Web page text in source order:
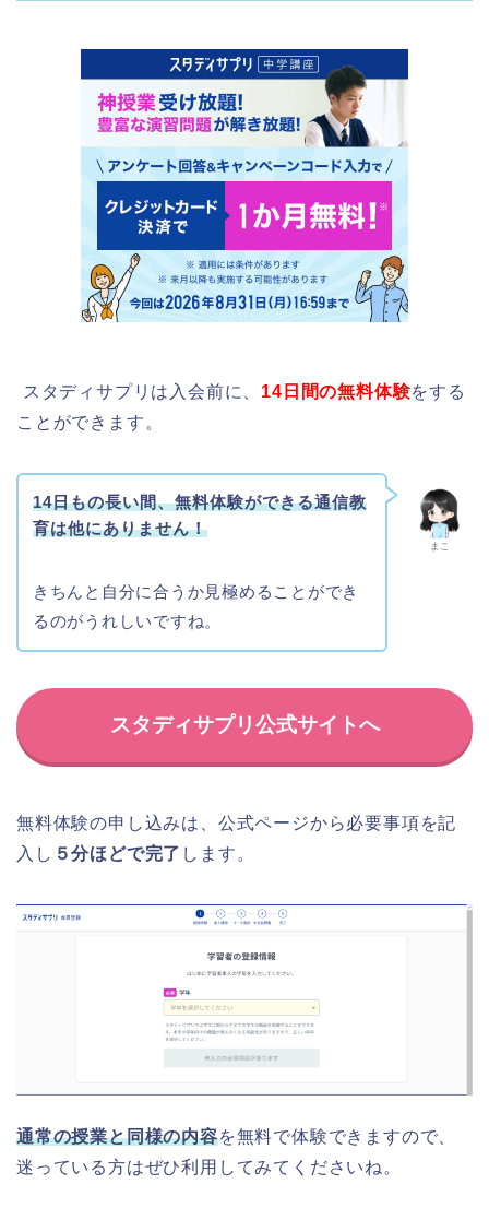
スタディサプリは入会前に、 14日間の無料体験をする
ことができます。
まこ
14日もの長い間、無料体験ができる通信教
育は他にありません！
きちんと自分に合うか見極めることができ
るのがうれしいですね。
スタディサプリ公式サイトへ
無料体験の申し込みは、公式ページから必要事項を記
入し ５分ほどで完了 します。
通常の授業と同様の内容を無料で体験できますので、
迷っている方はぜひ利用してみてくださいね。